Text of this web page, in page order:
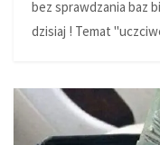
bez sprawdzania baz
dzisiaj ! Temat